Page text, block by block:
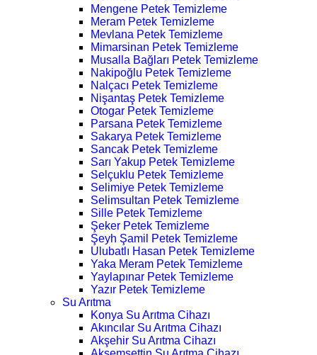
Mengene Petek Temizleme
Meram Petek Temizleme
Mevlana Petek Temizleme
Mimarsinan Petek Temizleme
Musalla Bağları Petek Temizleme
Nakipoğlu Petek Temizleme
Nalçacı Petek Temizleme
Nişantaş Petek Temizleme
Otogar Petek Temizleme
Parsana Petek Temizleme
Sakarya Petek Temizleme
Sancak Petek Temizleme
Sarı Yakup Petek Temizleme
Selçuklu Petek Temizleme
Selimiye Petek Temizleme
Selimsultan Petek Temizleme
Sille Petek Temizleme
Şeker Petek Temizleme
Şeyh Şamil Petek Temizleme
Ulubatlı Hasan Petek Temizleme
Yaka Meram Petek Temizleme
Yaylapınar Petek Temizleme
Yazır Petek Temizleme
Su Arıtma
Konya Su Arıtma Cihazı
Akıncılar Su Arıtma Cihazı
Akşehir Su Arıtma Cihazı